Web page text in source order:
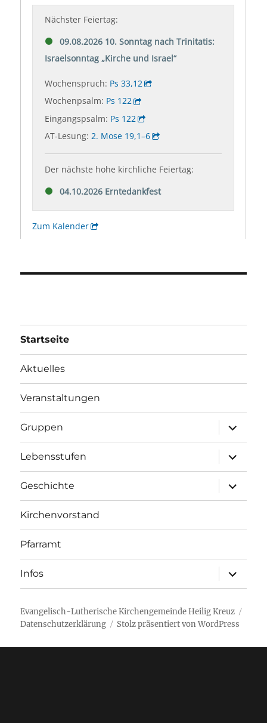
Startseite
Aktuelles
Veranstaltungen
Gruppen
öffnen
Lebensstufen
öffnen
Geschichte
öffnen
Kirchenvorstand
Pfarramt
Infos
öffnen
Evangelisch-Lutherische Kirchengemeinde Heilig Kreuz
Datenschutzerklärung
Stolz präsentiert von WordPress